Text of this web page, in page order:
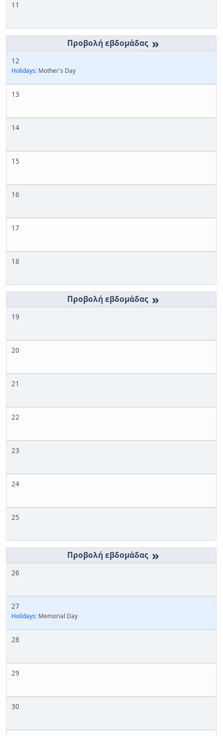
11
»
12
Holidays: Mother's Day
13
14
15
16
17
18
»
19
20
21
22
23
24
25
»
26
27
Holidays: Memorial Day
28
29
30